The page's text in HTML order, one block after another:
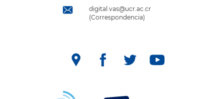
digital.vas@ucr.ac.cr
(Correspondencia)